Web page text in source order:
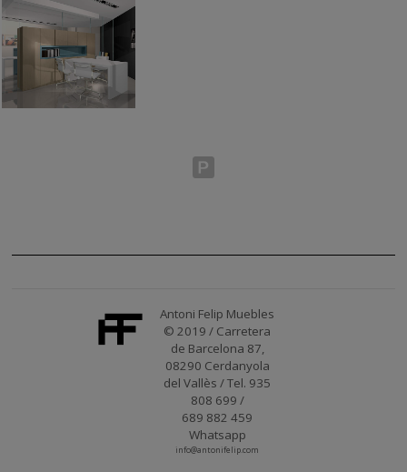
Antoni Felip Muebles
© 2019 / Carretera
de Barcelona 87,
08290 Cerdanyola
del Vallès / Tel. 935
808 699 /
689 882 459
Whatsapp
info@antonifelip.com